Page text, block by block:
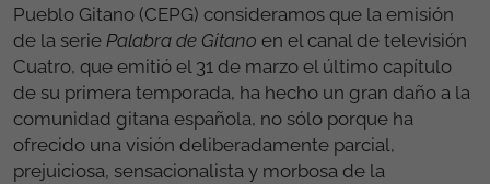
Pueblo Gitano (CEPG) consideramos que la emisión
de la serie Palabra de Gitano en el canal de televisión
Cuatro, que emitió el 31 de marzo el último capítulo
de su primera temporada, ha hecho un gran daño a la
comunidad gitana española, no sólo porque ha
ofrecido una visión deliberadamente parcial,
prejuiciosa, sensacionalista y morbosa de la